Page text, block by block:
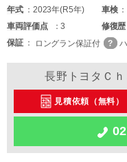
年式 2023年(R5年) 車検
車両評価点 3 修復歴
保証
ロングラン保証付
長野トヨタＣ
見積依頼（無料）